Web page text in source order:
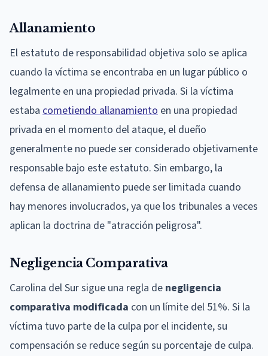
Allanamiento
El estatuto de responsabilidad objetiva solo se aplica
cuando la víctima se encontraba en un lugar público o
legalmente en una propiedad privada. Si la víctima
estaba cometiendo allanamiento en una propiedad
privada en el momento del ataque, el dueño
generalmente no puede ser considerado objetivamente
responsable bajo este estatuto. Sin embargo, la
defensa de allanamiento puede ser limitada cuando
hay menores involucrados, ya que los tribunales a veces
aplican la doctrina de "atracción peligrosa".
Negligencia Comparativa
Carolina del Sur sigue una regla de negligencia
comparativa modificada con un límite del 51%. Si la
víctima tuvo parte de la culpa por el incidente, su
compensación se reduce según su porcentaje de culpa.